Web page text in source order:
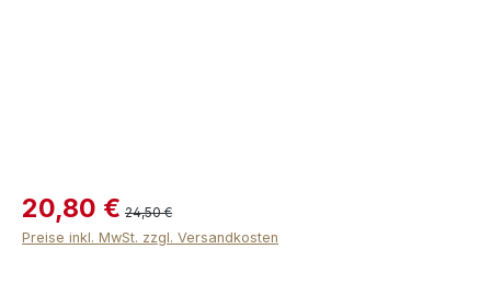
20,80 € 24,50 €
Preise inkl. MwSt. zzgl. Versandkosten